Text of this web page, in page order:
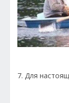
7. Для